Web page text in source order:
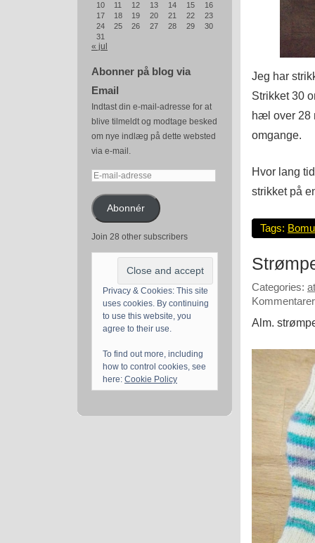
10
11 12 13 14 15
16
17
18 19 20 21 22
23
24
25 26 27 28 29
30
31
« jul
Abonner på blog via
Email
Indtast din e-mail-adresse for at
blive tilmeldt og modtage besked
om nye indlæg på dette websted
via e-mail.
E-
adresseAbonnér
Join 28 other subscribers
Privacy & Cookies: This site
uses cookies. By continuing
to use this website, you
agree to their use.
To find out more, including
how to control cookies, see
here: Cookie Policy
Jeg har
Strikket 30
hæl over 28
omgange.
Hvor lang
strikket på
Tags:
Categories:
Alm.